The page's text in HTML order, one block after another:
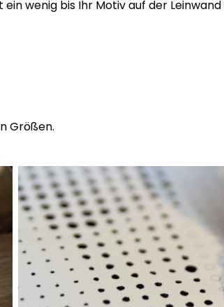
wenig bis Ihr Motiv auf der
Größen.